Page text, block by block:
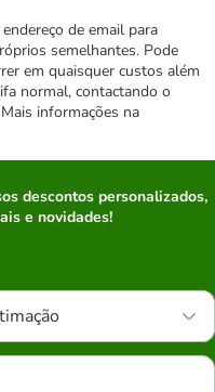
de email para
semelhantes. Pode
em quaisquer custos além
normal, contactando o
informações na
descontos personalizados,
e novidades!